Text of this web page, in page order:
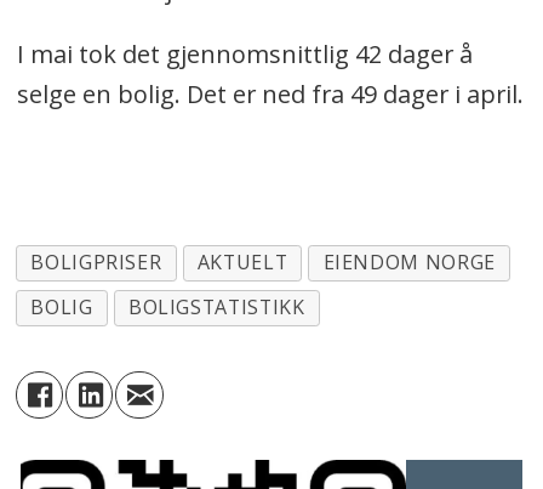
I mai tok det gjennomsnittlig 42 dager å
selge en bolig. Det er ned fra 49 dager i april.
BOLIGPRISER AKTUELT
EIENDOM NORGE
BOLIG
BOLIGSTATISTIKK